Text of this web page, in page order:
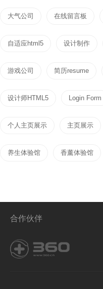
大气公司 在线留言板
自适应html5 设计制作
游戏公司 简历resume
设计师HTML5 Login Form
个人主页展示 主页展示
养生体验馆 香薰体验馆
合作伙伴